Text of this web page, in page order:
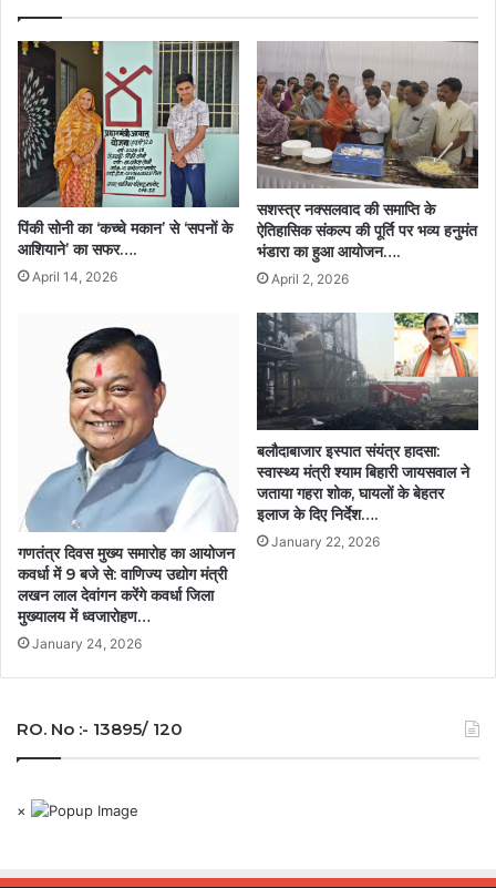
जीवनरक्षक
खुराक….
पिंकी सोनी का ‘कच्चे मकान’ से ‘सपनों के
आशियाने’ का सफर….
April 14, 2026
सशस्त्र नक्सलवाद की समाप्ति के
ऐतिहासिक संकल्प की पूर्ति पर भव्य हनुमंत
भंडारा का हुआ आयोजन….
April 2, 2026
गणतंत्र दिवस मुख्य समारोह का आयोजन
कवर्धा में 9 बजे से: वाणिज्य उद्योग मंत्री
लखन लाल देवांगन करेंगे कवर्धा जिला
मुख्यालय में ध्वजारोहण…
January 24, 2026
बलौदाबाजार इस्पात संयंत्र हादसा:
स्वास्थ्य मंत्री श्याम बिहारी जायसवाल ने
जताया गहरा शोक, घायलों के बेहतर
इलाज के दिए निर्देश….
January 22, 2026
RO. No :- 13895/ 120
×